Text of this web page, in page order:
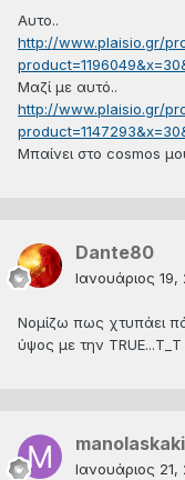
Αυτο..
http://www.plaisio.gr/
Μαζί με αυτό..
http://www.plaisio.gr/
Μπαίνει στο cosmos
Dante80
Ιανουάριος 19,
Νομίζω πως χτυπάει
ύψος με την TRUE...Τ_Τ
Ιανουάριος 21,